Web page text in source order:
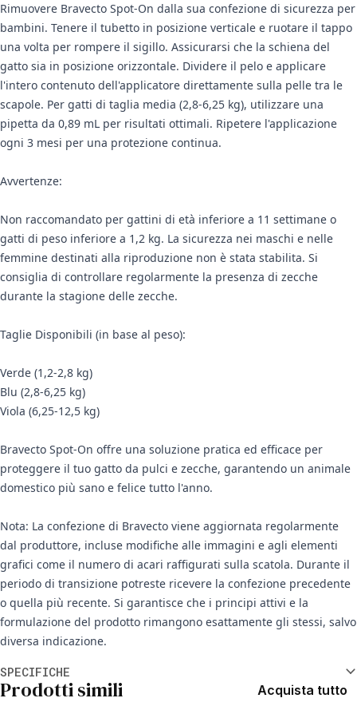
Rimuovere Bravecto Spot-On dalla sua confezione di sicurezza per
bambini. Tenere il tubetto in posizione verticale e ruotare il tappo
una volta per rompere il sigillo. Assicurarsi che la schiena del
gatto sia in posizione orizzontale. Dividere il pelo e applicare
l'intero contenuto dell'applicatore direttamente sulla pelle tra le
scapole. Per gatti di taglia media (2,8-6,25 kg), utilizzare una
pipetta da 0,89 mL per risultati ottimali. Ripetere l'applicazione
ogni 3 mesi per una protezione continua.
Avvertenze:
Non raccomandato per gattini di età inferiore a 11 settimane o
gatti di peso inferiore a 1,2 kg. La sicurezza nei maschi e nelle
femmine destinati alla riproduzione non è stata stabilita. Si
consiglia di controllare regolarmente la presenza di zecche
durante la stagione delle zecche.
Taglie Disponibili (in base al peso):
Verde (1,2-2,8 kg)
Blu (2,8-6,25 kg)
Viola (6,25-12,5 kg)
Bravecto Spot-On offre una soluzione pratica ed efficace per
proteggere il tuo gatto da pulci e zecche, garantendo un animale
domestico più sano e felice tutto l'anno.
Nota: La confezione di Bravecto viene aggiornata regolarmente
dal produttore, incluse modifiche alle immagini e agli elementi
grafici come il numero di acari raffigurati sulla scatola. Durante il
periodo di transizione potreste ricevere la confezione precedente
o quella più recente. Si garantisce che i principi attivi e la
formulazione del prodotto rimangono esattamente gli stessi, salvo
diversa indicazione.
SPECIFICHE
Prodotti simili Acquista tutto